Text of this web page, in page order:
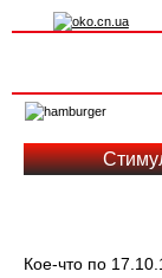
navigation
Кое-что по